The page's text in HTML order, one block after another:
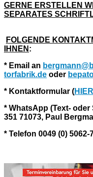
GERNE ERSTELLEN
SEPARATES
FOLGENDE
IHNEN :
* Email an
torfabrik.de oder
* Kontaktformular (
* WhatsApp (Text-
351 71073, Paul
* Telefon 0049 (0)